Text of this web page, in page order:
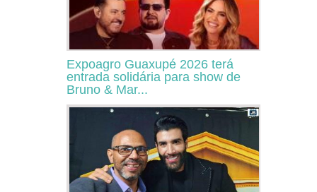
Expoagro Guaxupé 2026 terá
entrada solidária para show de
Bruno & Mar...